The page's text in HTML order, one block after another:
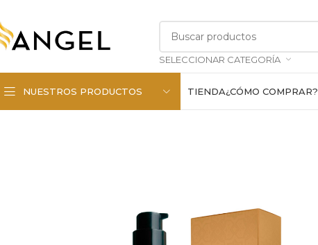
SELECCIONAR CATEGORÍA
NUESTROS PRODUCTOS TIENDA¿CÓMO COMPRAR?